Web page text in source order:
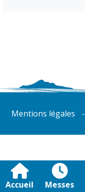
Accueil Messes
Mentions légales